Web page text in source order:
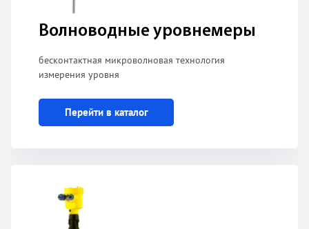
Волноводные уровнемеры
бесконтактная микроволновая технология
измерения уровня
Перейти в каталог